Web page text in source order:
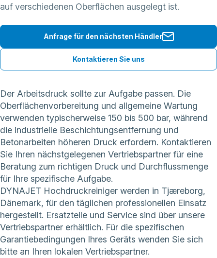
auf verschiedenen Oberflächen ausgelegt ist.
Anfrage für den nächsten Händler
Kontaktieren Sie uns
Der Arbeitsdruck sollte zur Aufgabe passen. Die
Oberflächenvorbereitung und allgemeine Wartung
verwenden typischerweise 150 bis 500 bar, während
die industrielle Beschichtungsentfernung und
Betonarbeiten höheren Druck erfordern. Kontaktieren
Sie Ihren nächstgelegenen Vertriebspartner für eine
Beratung zum richtigen Druck und Durchflussmenge
für Ihre spezifische Aufgabe.
DYNAJET Hochdruckreiniger werden in Tjæreborg,
Dänemark, für den täglichen professionellen Einsatz
hergestellt. Ersatzteile und Service sind über unsere
Vertriebspartner erhältlich. Für die spezifischen
Garantiebedingungen Ihres Geräts wenden Sie sich
bitte an Ihren lokalen Vertriebspartner.